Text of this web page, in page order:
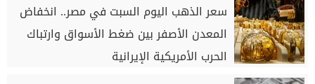
سعر الذهب اليوم السبت في مصر.. انخفاض
المعدن الأصفر بين ضغط الأسواق وارتباك
الحرب الأمريكية الإيرانية